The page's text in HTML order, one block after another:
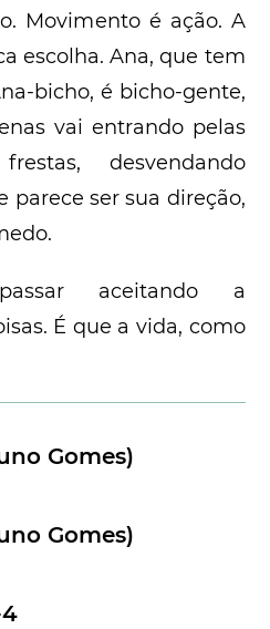
Movimento é ação. A
escolha. Ana, que tem
bicho, é bicho-gente,
vai entrando pelas
desvendando
parece ser sua direção,
aceitando a
É que a vida, como
Gomes)
Gomes)